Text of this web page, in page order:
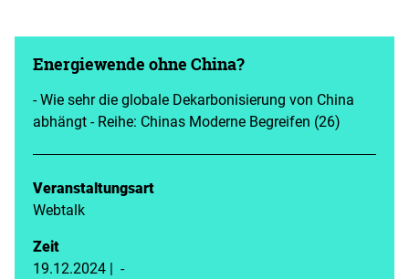
Energiewende ohne China?
- Wie sehr die globale Dekarbonisierung von China
abhängt - Reihe: Chinas Moderne Begreifen (26)
Veranstaltungsart
Webtalk
Zeit
19.12.2024 | -